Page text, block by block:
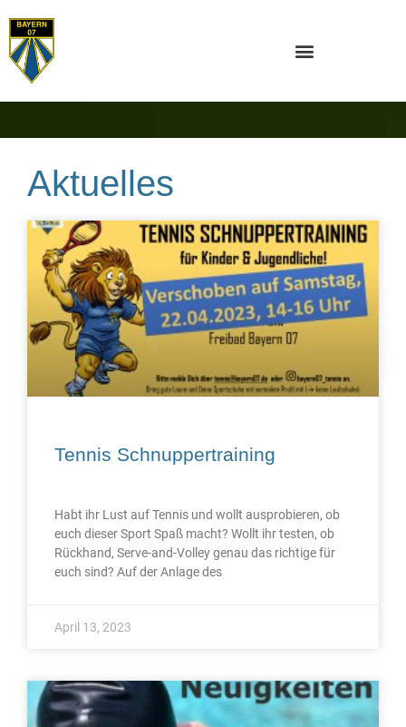
Aktuelles
Tennis Schnuppertraining
Habt ihr Lust auf Tennis und wollt ausprobieren, ob
euch dieser Sport Spaß macht? Wollt ihr testen, ob
Rückhand, Serve-and-Volley genau das richtige für
euch sind? Auf der Anlage des
April 13, 2023